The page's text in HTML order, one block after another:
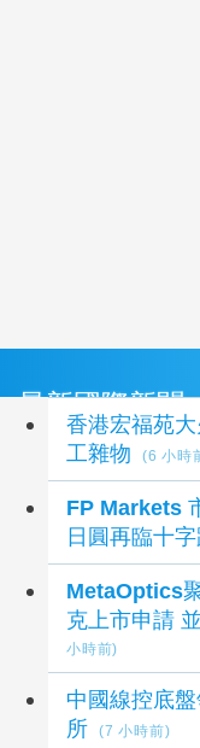
最新國際新聞
香港宏福苑大火
工雜物
(6 小時
FP Markets
日圓再臨十字
MetaOptics聚焦
克上市申請
小時前)
中國線控底
所
(7 小時前)